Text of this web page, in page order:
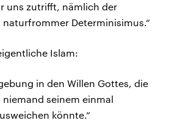
uns zutrifft, nämlich der
naturfrommer Determinisimus.“
Islam:
in den Willen Gottes, die
seinem einmal
könnte.“